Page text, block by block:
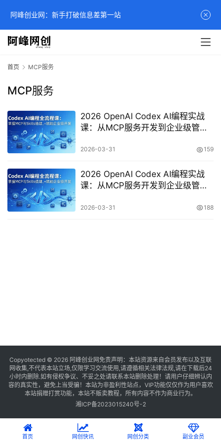
首页 MCP服务
MCP服务
2026 OpenAI Codex AI编程实战
课：从MCP服务开发到企业级管理
2026-03-31 159
2026 OpenAI Codex AI编程实战
课：从MCP服务开发到企业级管理
2026-03-31 188
Copyotected © 2026 阿峰创业网 免责声明：本站资源来自会员发布以及互联
网收集,不代表本站立场,仅限学习交流使用,请遵循相关法律法规,请在下载后24
小时内删除.如有侵权争议、不妥之处请联系本站删除处理！请用户仔细辨认内
容的真实性，避免上当受骗！本站为非盈利性站点，VIP功能仅仅作为用户喜欢
本站捐赠打赏功能，本站不贩卖教程，所有内容不作为商业行为。
湘ICP备2023015240号-2
首页 网创快讯 网创分类 副业会员
阿峰创业网：新手打破信息差第一站